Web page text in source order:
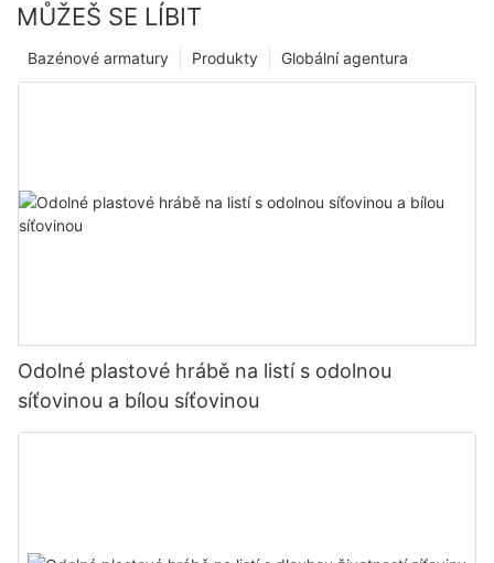
MŮŽEŠ SE LÍBIT
Globální agentura
Produkty
Bazénové armatury
Odolné plastové hrábě na listí s odolnou
síťovinou a bílou síťovinou